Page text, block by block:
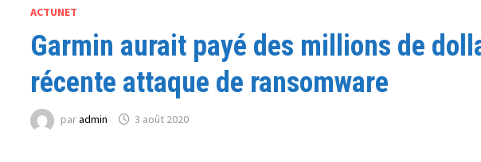
ACTUNET
Garmin aurait payé des millions de
récente attaque de ransomware
paradmin 3 août 2020